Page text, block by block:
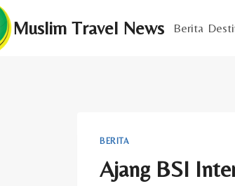
Muslim Travel News Berita
BERITA
Ajang BSI